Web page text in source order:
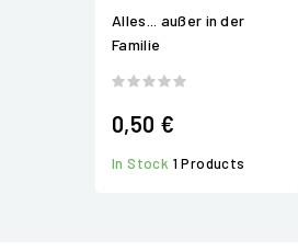
Alles... außer in der
Familie
0,50 €
In Stock 1 Products